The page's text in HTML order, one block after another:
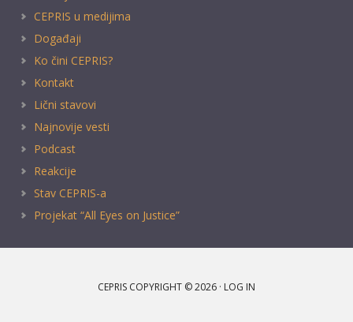
CEPRIS u medijima
Događaji
Ko čini CEPRIS?
Kontakt
Lični stavovi
Najnovije vesti
Podcast
Reakcije
Stav CEPRIS-a
Projekat “All Eyes on Justice”
CEPRIS COPYRIGHT © 2026 · LOG IN